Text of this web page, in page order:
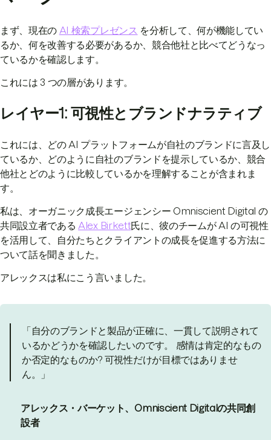
まず、現在の AI 検索プレゼンス を分析して、何が機能してい
るか、何を改善する必要があるか、競合他社と比べてどうなっ
ているかを確認します。
これには 3 つの層があります。
レイヤー1: 可視性とブランドナラティブ
これには、どの AI プラットフォームが自社のブランドに言及し
ているか、どのように自社のブランドを提示しているか、競合
他社とどのように比較しているかを理解することが含まれま
す。
私は、オーガニック成長エージェンシー Omniscient Digital の
共同設立者である Alex Birkett氏に、彼のチームが AI の可視性
を活用して、自分たちとクライアントの成長を促進する方法に
ついて話を聞きました。
アレックスは私にこう言いました。
「自分のブランドと製品が正確に、一貫して説明されて
いるかどうかを確認したいのです。 感情は肯定的なもの
か否定的なものか? 可視性だけが目標ではありませ
ん。」
アレックス・バーケット、Omniscient Digitalの共同創
設者